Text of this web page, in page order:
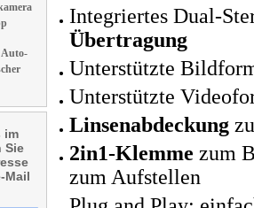
Auto-
im
Sie
Mail
Integriertes Dual-
Übertragung
Unterstützte
Unterstützte
Linsenabdeckung
2in1-Klemme zum
zum Aufstellen